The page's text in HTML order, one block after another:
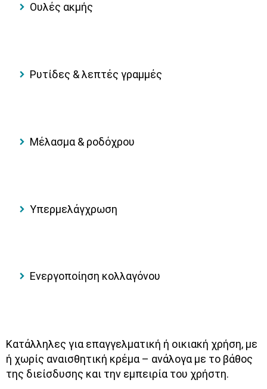
Ουλές ακμής
Ρυτίδες & λεπτές γραμμές
Μέλασμα & ροδόχρου
Υπερμελάγχρωση
Ενεργοποίηση κολλαγόνου
Κατάλληλες για επαγγελματική ή οικιακή χρήση, με
ή χωρίς αναισθητική κρέμα – ανάλογα με το βάθος
της διείσδυσης και την εμπειρία του χρήστη.